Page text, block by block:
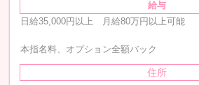
給与
日給35,000円以上 月給80万円以上可能
本指名料、オプション全額バック
住所